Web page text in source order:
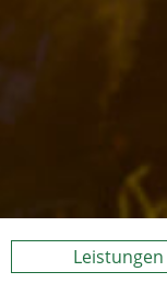
Leistungen